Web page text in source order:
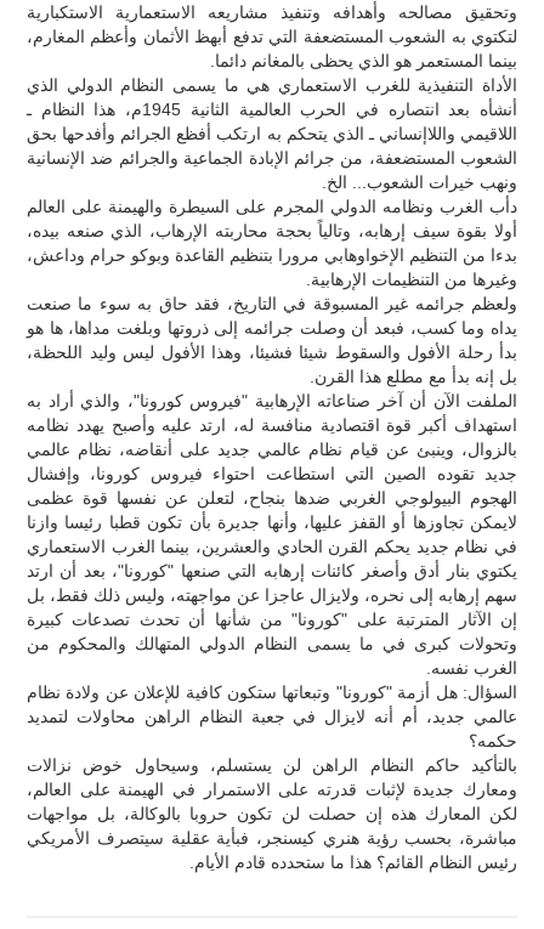
وتحقيق مصالحه وأهدافه وتنفيذ مشاريعه الاستعمارية الاستكبارية
لتكتوي به الشعوب المستضعفة التي تدفع أبهظ الأثمان وأعظم المغارم،
بينما المستعمر هو الذي يحظى بالمغانم دائما.
الأداة التنفيذية للغرب الاستعماري هي ما يسمى النظام الدولي الذي
أنشأه بعد انتصاره في الحرب العالمية الثانية 1945م، هذا النظام ـ
اللاقيمي واللاإنساني ـ الذي يتحكم به ارتكب أفظع الجرائم وأفدحها بحق
الشعوب المستضعفة، من جرائم الإبادة الجماعية والجرائم ضد الإنسانية
ونهب خيرات الشعوب... الخ.
دأب الغرب ونظامه الدولي المجرم على السيطرة والهيمنة على العالم
أولا بقوة سيف إرهابه، وتالياً بحجة محاربته الإرهاب، الذي صنعه بيده،
بدءا من التنظيم الإخواوهابي مرورا بتنظيم القاعدة وبوكو حرام وداعش،
وغيرها من التنظيمات الإرهابية.
ولعظم جرائمه غير المسبوقة في التاريخ، فقد حاق به سوء ما صنعت
يداه وما كسب، فبعد أن وصلت جرائمه إلى ذروتها وبلغت مداها، ها هو
بدأ رحلة الأفول والسقوط شيئا فشيئا، وهذا الأفول ليس وليد اللحظة،
بل إنه بدأ مع مطلع هذا القرن.
الملفت الآن أن آخر صناعاته الإرهابية "فيروس كورونا"، والذي أراد به
استهداف أكبر قوة اقتصادية منافسة له، ارتد عليه وأصبح يهدد نظامه
بالزوال، وينبئ عن قيام نظام عالمي جديد على أنقاضه، نظام عالمي
جديد تقوده الصين التي استطاعت احتواء فيروس كورونا، وإفشال
الهجوم البيولوجي الغربي ضدها بنجاح، لتعلن عن نفسها قوة عظمى
لايمكن تجاوزها أو القفز عليها، وأنها جديرة بأن تكون قطبا رئيسا وازنا
في نظام جديد يحكم القرن الحادي والعشرين، بينما الغرب الاستعماري
يكتوي بنار أدق وأصغر كائنات إرهابه التي صنعها "كورونا"، بعد أن ارتد
سهم إرهابه إلى نحره، ولايزال عاجزا عن مواجهته، وليس ذلك فقط، بل
إن الآثار المترتبة على "كورونا" من شأنها أن تحدث تصدعات كبيرة
وتحولات كبرى في ما يسمى النظام الدولي المتهالك والمحكوم من
الغرب نفسه.
السؤال: هل أزمة "كورونا" وتبعاتها ستكون كافية للإعلان عن ولادة نظام
عالمي جديد، أم أنه لايزال في جعبة النظام الراهن محاولات لتمديد
حكمه؟
بالتأكيد حاكم النظام الراهن لن يستسلم، وسيحاول خوض نزالات
ومعارك جديدة لإثبات قدرته على الاستمرار في الهيمنة على العالم،
لكن المعارك هذه إن حصلت لن تكون حروبا بالوكالة، بل مواجهات
مباشرة، بحسب رؤية هنري كيسنجر، فبأية عقلية سيتصرف الأمريكي
رئيس النظام القائم؟ هذا ما ستحدده قادم الأيام.